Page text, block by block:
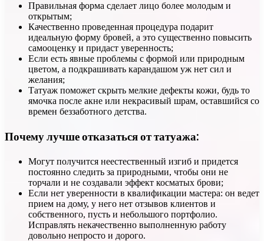
Правильная форма сделает лицо более молодым и
открытым;
Качественно проведенная процедура подарит
идеальную форму бровей, а это существенно повысить
самооценку и придаст уверенность;
Если есть явные проблемы с формой или природным
цветом, а подкрашивать карандашом уж нет сил и
желания;
Татуаж поможет скрыть мелкие дефекты кожи, будь то
ямочка после акне или некрасивый шрам, оставшийся со
времен беззаботного детства.
Почему лучше отказаться от татуажа:
Могут получится неестественный изгиб и придется
постоянно следить за природными, чтобы они не
торчали и не создавали эффект косматых брови;
Если нет уверенности в квалификации мастера: он ведет
прием на дому, у него нет отзывов клиентов и
собственного, пусть и небольшого портфолио.
Исправлять некачественно выполненную работу
довольно непросто и дорого.